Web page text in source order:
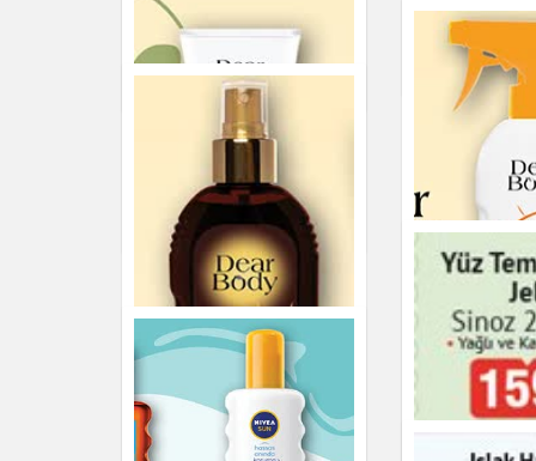
NIVEA SUN Koruma &
SPF 50 200 ml
Kişisel Bakım
Note Allık
Kişisel Bakım
Lifli Sabun La Diva 130
Dear Body
Koruyucu
SPF 50 200